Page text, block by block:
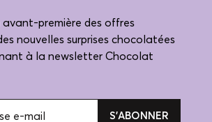
avant-première des offres
nouvelles surprises chocolatées
à la newsletter Chocolat